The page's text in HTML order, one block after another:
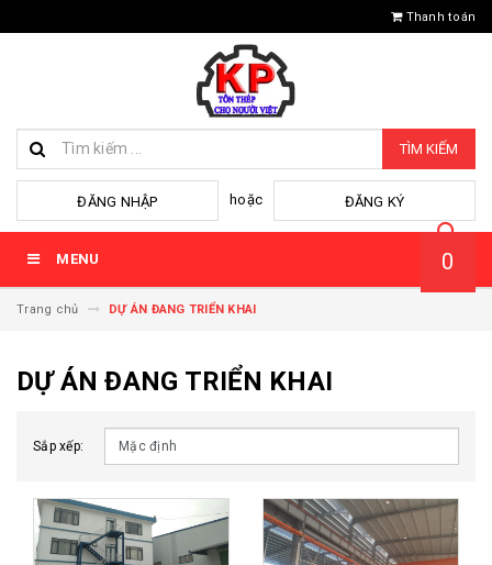
Thanh toán
TÌM KIẾM
ĐĂNG NHẬP hoặc ĐĂNG KÝ
MENU 0
Trang chủ DỰ ÁN ĐANG TRIỂN KHAI
DỰ ÁN ĐANG TRIỂN KHAI
Sắp xếp: